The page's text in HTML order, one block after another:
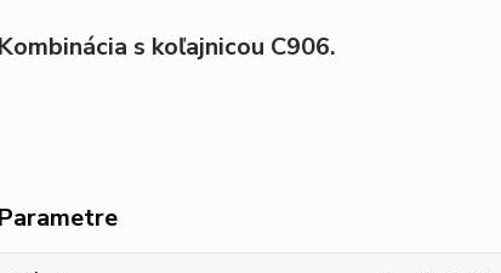
Kombinácia s koľajnicou C906.
Parametre